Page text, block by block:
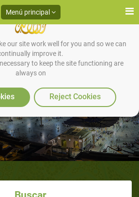
our site work well for you and so we can
improve it.
to keep the site functioning are
always on
Reject Cookies
Menú principal
Otra Vida